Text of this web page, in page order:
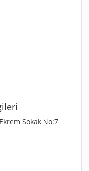
Sokak No:7